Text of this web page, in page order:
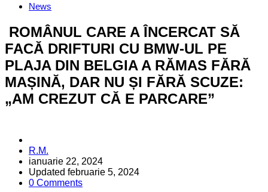
Categories
News
ROMÂNUL CARE A ÎNCERCAT SĂ
FACĂ DRIFTURI CU BMW-UL PE
PLAJA DIN BELGIA A RĂMAS FĂRĂ
MAȘINĂ, DAR NU ȘI FĂRĂ SCUZE:
„AM CREZUT CĂ E PARCARE”
Posted
by
R.M.
ianuarie 22, 2024
Updated februarie 5, 2024
0 Comments